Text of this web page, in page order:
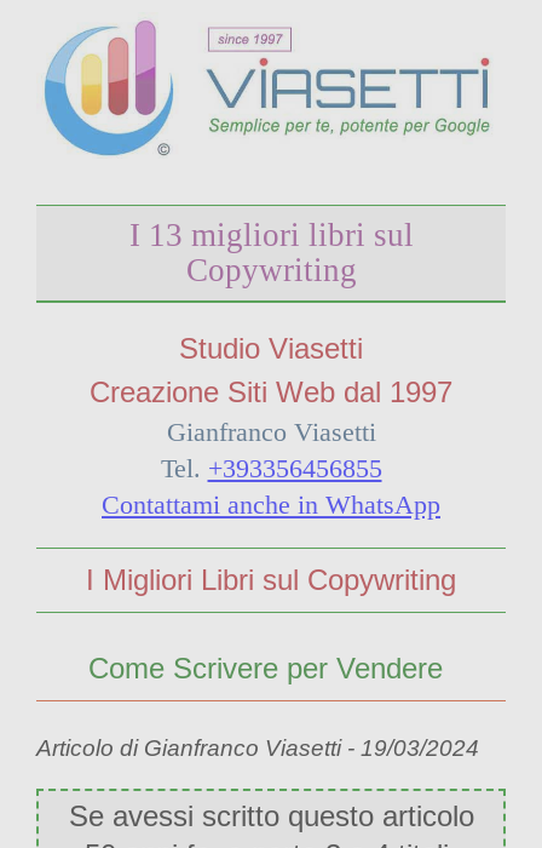
I 13 migliori libri sul
Copywriting
Studio Viasetti
Creazione Siti Web dal 1997
Gianfranco Viasetti
Tel. +393356456855
Contattami anche in WhatsApp
I Migliori Libri sul Copywriting
Come Scrivere per Vendere
Articolo di Gianfranco Viasetti - 19/03/2024
Se avessi scritto questo articolo